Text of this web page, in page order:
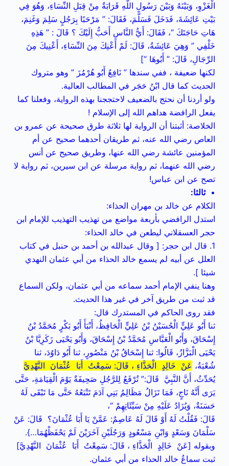
الْغَزْوِ، وَبَيْنَهُ وَبَيْنَ رَسُولِ اللَّهِ قَرَابَةٌ مِنْ قِبَلِ النِّسَاءِ، وَهُوَ فِي
بَيْتِ عَائِشَةَ، فَدَخَلَ فَسَلَّمَ، فَقَالَ: ” مَرْحَبًا بِرَجُلٍ سَلِمَ وَغَنِمَ،
هَاتِ حَاجَتَكَ “، فَقَالَ: أَيُّ النَّاسِ أَحَبُّ إِلَيْكَ ؟ قَالَ : ” هَذِهِ
خَلْفِي ” وَهِيَ عَائِشَةُ، قَالَ: لَمْ أَعْنِكَ مِنَ النِّسَاءِ، أَعْنِيكَ مِنَ
الرِّجَالِ، قَالَ: ” أَبُوهَا “]
لكنها ضعيفة ، ففي سندها ” نَافِعٌ أَبُو هُرْمُزَ ” وهو متروك
الحديث كما قال ابْنُ حَجَر في المطالب العالية.
ولو أردنا أن نحتج بالضعيف لاحتججنا بهذه الرواية، وفعلنا كما
يفعل الرافضة هداهم الله إلى الإسلام !
الخلاصة: أثبتنا أن الرواية لها ثلاثة طرق صحيحة عن عمرو بن
العاص رضي الله عنه، ثم طريقان أحدهما صحيح عن أم
المؤمنين عائشة رضي الله عنها، وطريق صحيح عن أنس
رضي الله عنهما، ثم رواية مرسلة عن ابن سيرين، ثم رواية لا
تصح عن ابن عباس!
•ثالثا:
الكلام عن خالد بن مهران الحذاء:
استدل الرافضي بأربعة مواضع من تهذيب التهذيب للإمام ابن
حجر العسقلاني ليطعن في خالد الحذاء:
1. قال ابن حجر: [ وقال عبدالله بن أحمد بن حنبل في كتاب
العلل عن أبيه لم يسمع خالد الحذاء من أبي عثمان النهدي
شيئا ].
وهنا ينفي الإمام أحمد سماعه من أبي عثمان، ولكن السماع
قد ثبت من طريق آخر في غير هذا الحديث.
فقد روى الحاكم في المستدرك قال:
ثنا أَبُو عَلِيٍّ الْحُسَيْنُ بْنُ عَلِيٍّ الْحَافِظُ، أَنْبَأَ أَبُو بَكْرٍ مُحَمَّدُ بْنُ
إِسْحَاقَ، وَأَبُو الْعَبَّاسِ مُحَمَّدُ بْنُ إِسْحَاقَ، وَأَبُو يَحْيَى زَكَرِيَّا بْنُ
يَحْيَى الْبَزَّازُ، قَالُوا: ثنا إِسْحَاقُ بْنُ مَنْصُورٍ، ثنا أَبُو دَاوُدَ، ثنا
شُعْبَةُ، عَنْ خَالِدٍ الْحَذَّاءِ ، قَالَ: سَمِعْتُ أَبَا عُثْمَانَ النَّهْدِيَّ
يُحَدِّثُ، أَنَّ النَّبِيَّ قَالَ:” تُرْفَعُ لِلرَّجُلِ صَحِيفَةٌ يَوْمَ الْقِيَامَةِ، حَتَّى
يَرَى أَنَّهُ نَاجٍ، فَمَا تَزَالُ مَظَالِمُ بَنِي آدَمَ تَتْبَعُهُ حَتَّى مَا تَبْقَى لَهُ
حَسَنَةٌ، وَيُزَادُ عَلَيْهِ مِنْ سَيِّئَاتِهِمْ “،
قَالَ: فَقُلْتُ لَهُ أَوْ قَالَ لَهُ عَاصِمٌ: عَمَّنْ يَا أَبَا عُثْمَانَ؟ قَالَ: عَنْ
سَلْمَانَ وَسَعْدٍ وَابْنِ مَسْعُودٍ وَرَجُلَيْنِ آخَرَيْنَ لَمْ يَحْفَظْهُمَا…}.
وبقوله [عَنْ خَالِدٍ الْحَذَّاءِ ، قَالَ: سَمِعْتُ أَبَا عُثْمَانَ النَّهْدِيَّ]
ثبت سماعُ خالد الحذاء من أبي عثمان.